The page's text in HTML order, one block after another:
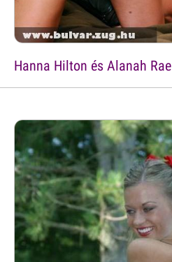
Hanna Hilton és Alanah Rae